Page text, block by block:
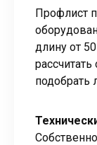
Профлист
длину от
подобрать